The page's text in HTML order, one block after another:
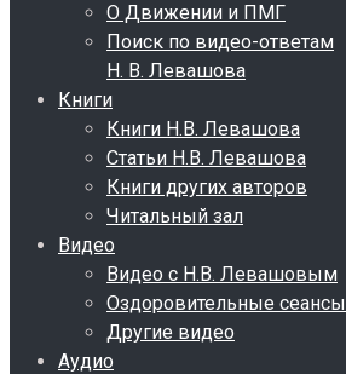
О Движении и ПМГ
Поиск по видео-ответам
Н. В. Левашова
Книги
Книги Н.В. Левашова
Статьи Н.В. Левашова
Книги других авторов
Читальный зал
Видео
Видео с Н.В. Левашовым
Оздоровительные сеансы
Другие видео
Аудио